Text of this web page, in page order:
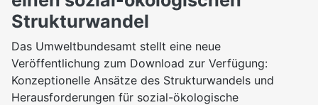
Strukturwandel
Das Umweltbundesamt stellt eine neue
Veröffentlichung zum Download zur Verfügung:
Konzeptionelle Ansätze des Strukturwandels und
Herausforderungen für sozial-ökologische